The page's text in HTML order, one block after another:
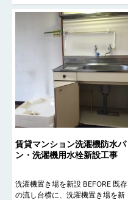
賃貸マンション洗濯機防水パ
ン・洗濯機用水栓新設工事
洗濯機置き場を新設 BEFORE 既存
の流し台横に、洗濯機置き場を新